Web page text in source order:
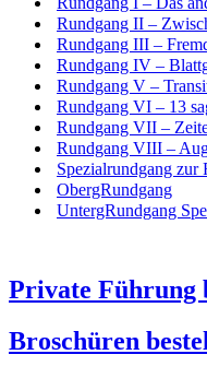
Rundgang II –
Rundgang III –
Rundgang IV –
Rundgang V –
Rundgang VI – 13
Rundgang VII –
Rundgang VIII –
Spezialrundgang zur
ObergRundgang
UntergRundgang
Private Führung
Broschüren